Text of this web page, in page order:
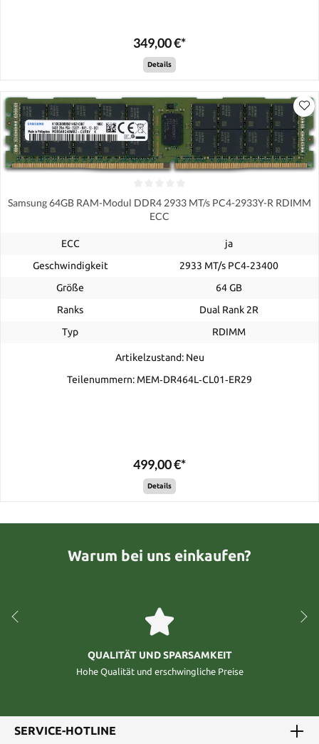
349,00 €*
Details
Samsung 64GB RAM-Modul DDR4 2933 MT/s PC4-2933Y-R RDIMM
ECC
ECC
ja
Geschwindigkeit
2933 MT/s PC4‑23400
Größe
64 GB
Ranks
Dual Rank 2R
Typ
RDIMM
Artikelzustand: Neu
Teilenummern: MEM‐DR464L‐CL01‐ER29
499,00 €*
Details
Warum bei uns einkaufen?
QUALITÄT UND SPARSAMKEIT
Hohe Qualität und erschwingliche Preise
SERVICE-HOTLINE